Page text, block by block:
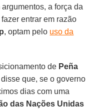
a força da
entrar em razão
, optam pelo uso da
de Peña
disse que, se o governo
dias com uma
das Nações Unidas